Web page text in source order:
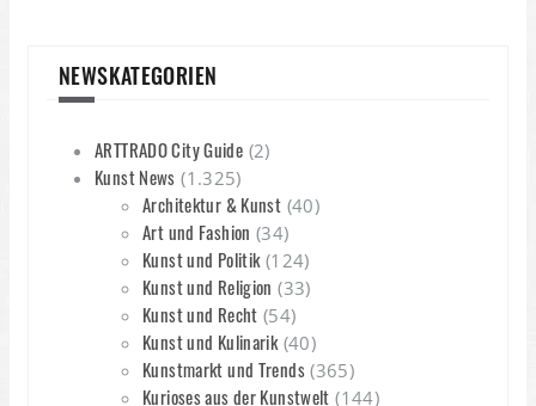
NEWSKATEGORIEN
ARTTRADO City Guide (2)
Kunst News (1.325)
Architektur & Kunst (40)
Art und Fashion (34)
Kunst und Politik(124)
Kunst und Religion (33)
Kunst und Recht (54)
Kunst und Kulinarik(40)
Kunstmarkt und Trends(365)
Kurioses aus der Kunstwelt (144)